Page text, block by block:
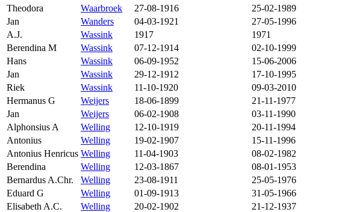
Theodora
Waarbroek 27-08-1916 25-02-1989
Jan
Wanders 04-03-1921 27-05-1996
A.J.
Wassink 1917 1971
Berendina M
Wassink 07-12-1914 02-10-1999
Hans
Wassink 06-09-1952 15-06-2006
Jan
Wassink 29-12-1912 17-10-1995
Riek
Wassink 11-10-1920 09-03-2010
Hermanus G
Weijers 18-06-1899 21-11-1977
Jan
Weijers 06-02-1908 03-11-1990
Alphonsius A
Welling 12-10-1919 20-11-1994
Antonius
Welling 19-02-1907 15-11-1996
Antonius Henricus Welling 11-04-1903 08-02-1982
Berendina
Welling 12-03-1867 08-01-1953
Bernardus A.Chr.
Welling 23-08-1911 25-05-1976
Eduard G
Welling 01-09-1913 31-05-1966
Elisabeth A.C.
Welling 20-02-1902 21-12-1937